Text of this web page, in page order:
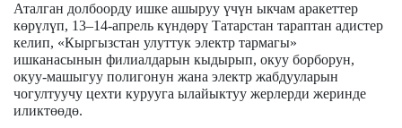
Аталган долбоорду ишке ашыруу үчүн ыкчам аракеттер
көрүлүп, 13–14-апрель күндөрү Татарстан тараптан адистер
келип, «Кыргызстан улуттук электр тармагы»
ишканасынын филиалдарын кыдырып, окуу борборун,
окуу-машыгуу полигонун жана электр жабдууларын
чогултуучу цехти курууга ылайыктуу жерлерди жеринде
иликтөөдө.